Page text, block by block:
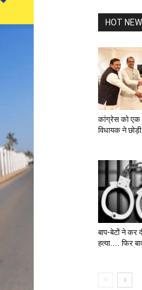
HOT
कांग्रेस को एक
विधायक ने छोड़ी
बाप-बेटों ने कर
हत्या.... फिर